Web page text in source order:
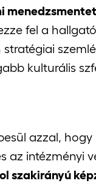
menedzsmentet
fel a
kulturális
azzal,
intézményi
szakirányú